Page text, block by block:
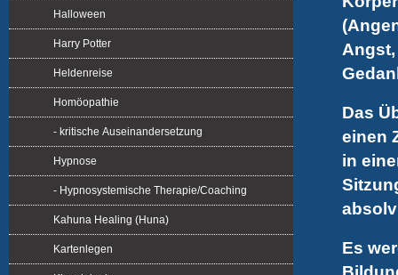
Das
einen
in
Es
Halloween
Harry Potter
Heldenreise
Homöopathie
- kritische Auseinandersetzung
Hypnose
- Hypnosystemische Therapie/Coaching
Kahuna Healing (Huna)
Kartenlegen